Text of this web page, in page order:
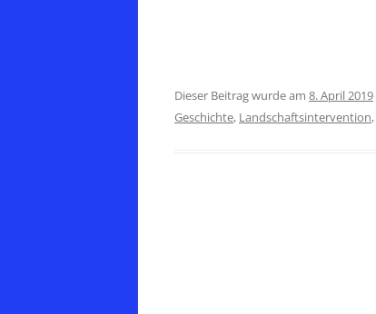
Dieser Beitrag wurde am 8. April 2019
Geschichte, Landschaftsintervention,